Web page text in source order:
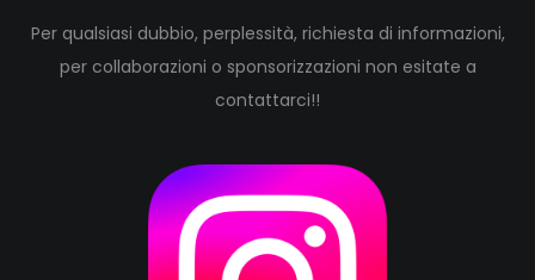
Per qualsiasi dubbio, perplessità, richiesta di informazioni,
per collaborazioni o sponsorizzazioni non esitate a
contattarci!!